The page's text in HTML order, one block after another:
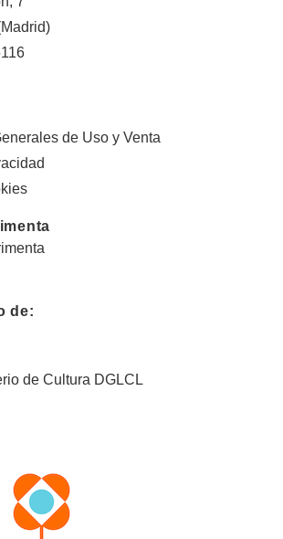
de Uso y Venta
de: